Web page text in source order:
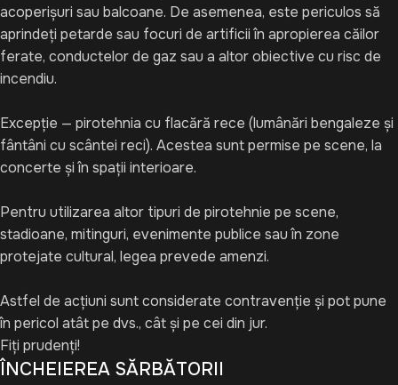
acoperișuri sau balcoane. De asemenea, este periculos să
aprindeți petarde sau focuri de artificii în apropierea căilor
ferate, conductelor de gaz sau a altor obiective cu risc de
incendiu.
Excepție — pirotehnia cu flacără rece (lumânări bengaleze și
fântâni cu scântei reci). Acestea sunt permise pe scene, la
concerte și în spații interioare.
Pentru utilizarea altor tipuri de pirotehnie pe scene,
stadioane, mitinguri, evenimente publice sau în zone
protejate cultural, legea prevede amenzi.
Astfel de acțiuni sunt considerate contravenție și pot pune
în pericol atât pe dvs., cât și pe cei din jur.
Fiți prudenți!
ÎNCHEIEREA SĂRBĂTORII